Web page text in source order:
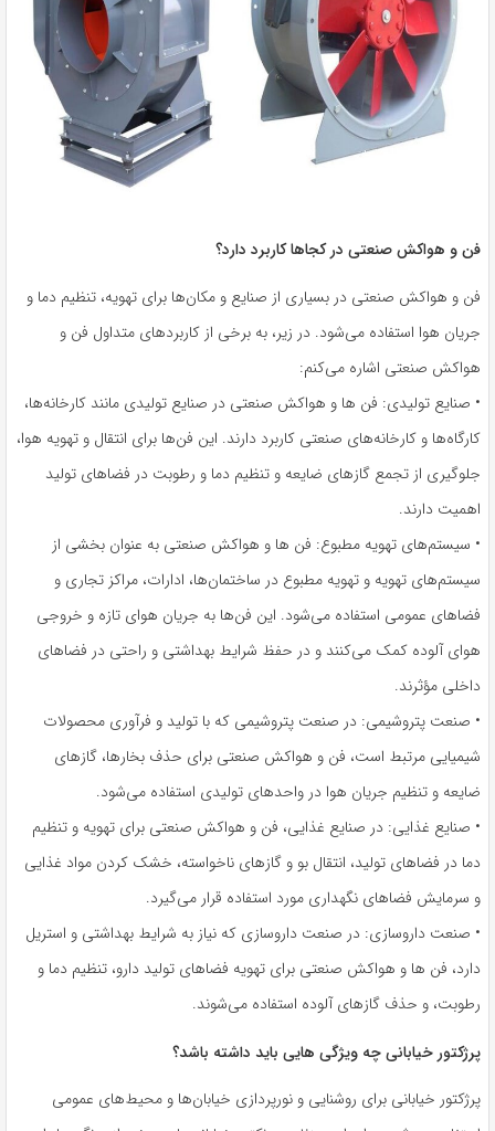
فن و هواکش صنعتی در کجاها کاربرد دارد؟
فن و هواکش صنعتی در بسیاری از صنایع و مکان‌ها برای تهویه، تنظیم دما و
جریان هوا استفاده می‌شود. در زیر، به برخی از کاربردهای متداول فن و
هواکش صنعتی اشاره می‌کنم:
• صنایع تولیدی: فن ها و هواکش صنعتی در صنایع تولیدی مانند کارخانه‌ها،
کارگاه‌ها و کارخانه‌های صنعتی کاربرد دارند. این فن‌ها برای انتقال و تهویه هوا،
جلوگیری از تجمع گازهای ضایعه و تنظیم دما و رطوبت در فضاهای تولید
اهمیت دارند.
• سیستم‌های تهویه مطبوع: فن ها و هواکش صنعتی به عنوان بخشی از
سیستم‌های تهویه و تهویه مطبوع در ساختمان‌ها، ادارات، مراکز تجاری و
فضاهای عمومی استفاده می‌شود. این فن‌ها به جریان هوای تازه و خروجی
هوای آلوده کمک می‌کنند و در حفظ شرایط بهداشتی و راحتی در فضاهای
داخلی مؤثرند.
• صنعت پتروشیمی: در صنعت پتروشیمی که با تولید و فرآوری محصولات
شیمیایی مرتبط است، فن و هواکش صنعتی برای حذف بخارها، گازهای
ضایعه و تنظیم جریان هوا در واحدهای تولیدی استفاده می‌شود.
• صنایع غذایی: در صنایع غذایی، فن و هواکش صنعتی برای تهویه و تنظیم
دما در فضاهای تولید، انتقال بو و گازهای ناخواسته، خشک کردن مواد غذایی
و سرمایش فضاهای نگهداری مورد استفاده قرار می‌گیرد.
• صنعت داروسازی: در صنعت داروسازی که نیاز به شرایط بهداشتی و استریل
دارد، فن ها و هواکش صنعتی برای تهویه فضاهای تولید دارو، تنظیم دما و
رطوبت، و حذف گازهای آلوده استفاده می‌شوند.
پرژکتور خیابانی چه ویژگی هایی باید داشته باشد؟
پرژکتور خیابانی برای روشنایی و نورپردازی خیابان‌ها و محیط‌های عمومی